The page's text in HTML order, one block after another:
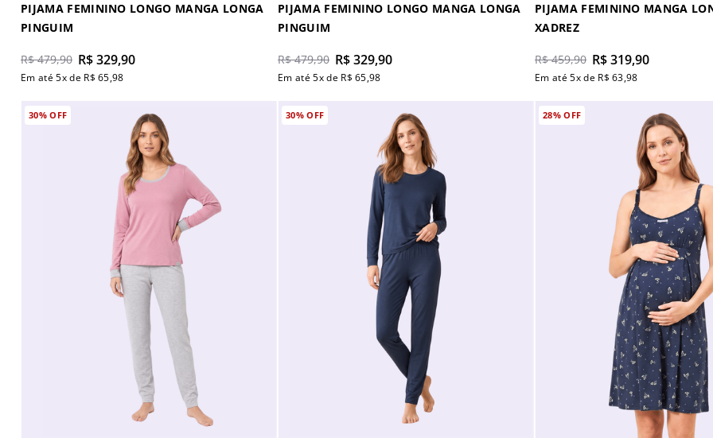
PIJAMA FEMININO LONGO MANGA LONGA
PINGUIM
R$ 479,90 R$329,90
Em até5x de R$ 65,98
PIJAMA FEMININO LONGO MANGA LONGA
PINGUIM
R$ 479,90 R$329,90
Em até5x de R$ 65,98
PIJAMA FEMININO MANGA
XADREZ
R$ 459,90 R$319,90
Em até5x de R$ 63,98
30%OFF 30%OFF 28%OFF